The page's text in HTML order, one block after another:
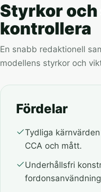
Styrkor
kontrollera
En snabb redaktionell
modellens styrkor och
Fördelar
Tydliga
CCA och mått.
Underhållsfri